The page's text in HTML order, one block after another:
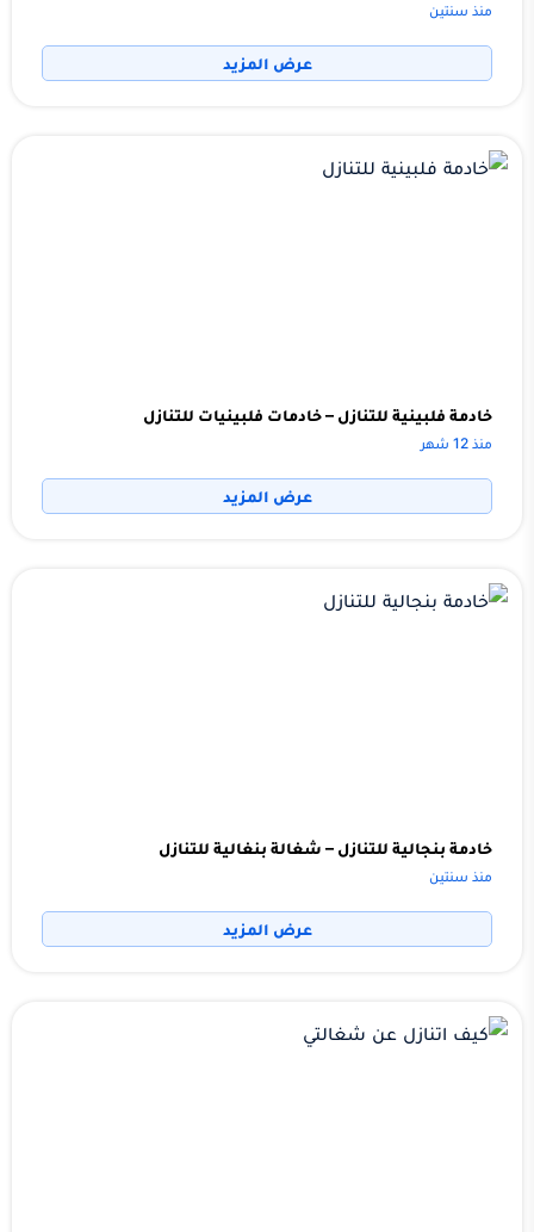
منذ سنتين
عرض المزيد
خادمة فلبينية للتنازل – خادمات فلبينيات للتنازل
منذ 12 شهر
عرض المزيد
خادمة بنجالية للتنازل – شغالة بنغالية للتنازل
منذ سنتين
عرض المزيد